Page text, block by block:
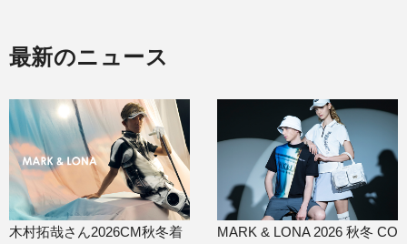
最新のニュース
木村拓哉さん2026CM秋冬着
MARK & LONA 2026 秋冬 CO